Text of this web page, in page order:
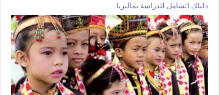
دليلك الشامل للدراسة بماليزيا